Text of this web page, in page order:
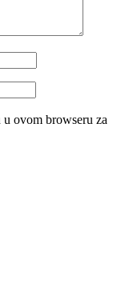
u ovom browseru za